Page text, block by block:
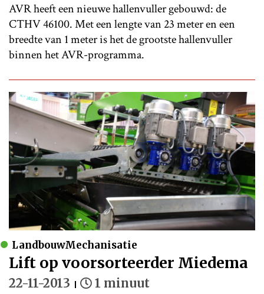
AVR heeft een nieuwe hallenvuller gebouwd: de
CTHV 46100. Met een lengte van 23 meter en een
breedte van 1 meter is het de grootste hallenvuller
binnen het AVR-programma.
LandbouwMechanisatie
Lift op voorsorteerder Miedema
22-11-2013 1 minuut